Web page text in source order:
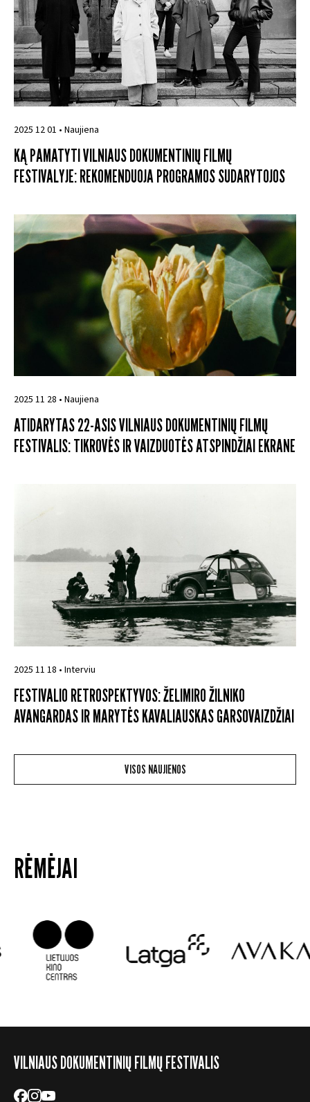
2025 12 01 • Naujiena
KĄ PAMATYTI VILNIAUS DOKUMENTINIŲ FILMŲ
FESTIVALYJE: REKOMENDUOJA PROGRAMOS SUDARYTOJOS
2025 11 28 • Naujiena
ATIDARYTAS 22-ASIS VILNIAUS DOKUMENTINIŲ FILMŲ
FESTIVALIS: TIKROVĖS IR VAIZDUOTĖS ATSPINDŽIAI EKRANE
2025 11 18 • Interviu
FESTIVALIO RETROSPEKTYVOS: ŽELIMIRO ŽILNIKO
AVANGARDAS IR MARYTĖS KAVALIAUSKAS GARSOVAIZDŽIAI
VISOS NAUJIENOS
RĖMĖJAI
VILNIAUS DOKUMENTINIŲ FILMŲ FESTIVALIS